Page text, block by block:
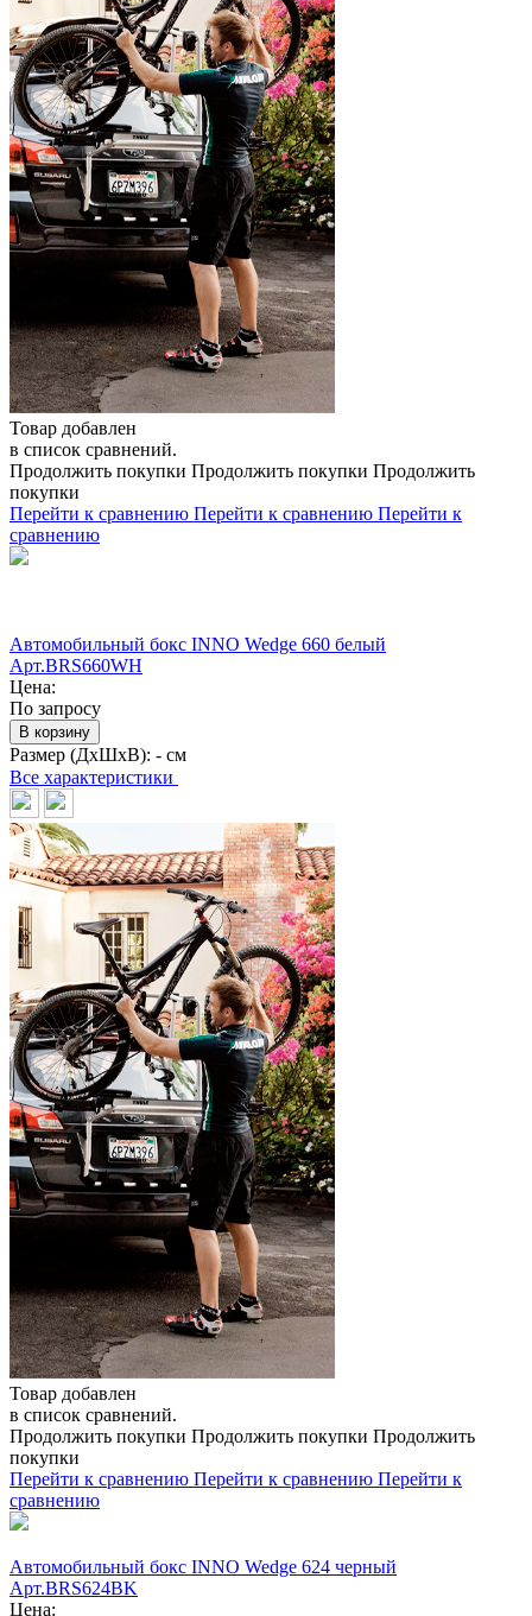
Товар добавлен
в список сравнений.
Продолжить покупки Продолжить покупки Продолжить
покупки
Перейти к сравнению Перейти к сравнению Перейти к
сравнению
Автомобильный бокс INNO Wedge 660 белый
Арт.BRS660WH
Цена:
По запросу
В корзину
Размер (ДхШхВ): - см
Все характеристики
Товар добавлен
в список сравнений.
Продолжить покупки Продолжить покупки Продолжить
покупки
Перейти к сравнению Перейти к сравнению Перейти к
сравнению
Автомобильный бокс INNO Wedge 624 черный
Арт.BRS624BK
Цена: